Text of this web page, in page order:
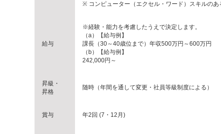
※ コンピューター（エクセル・ワード）スキルのあ
給与
※経験・能力を考慮したうえで決定します。
（a）【給与例】
課長（30～40歳位まで）年収500万円～600万円
（b）【給与例】
242,000円～
昇級・
昇格
随時（年間を通して変更・社員等級制度による）
賞与 年2回 (7・12月)